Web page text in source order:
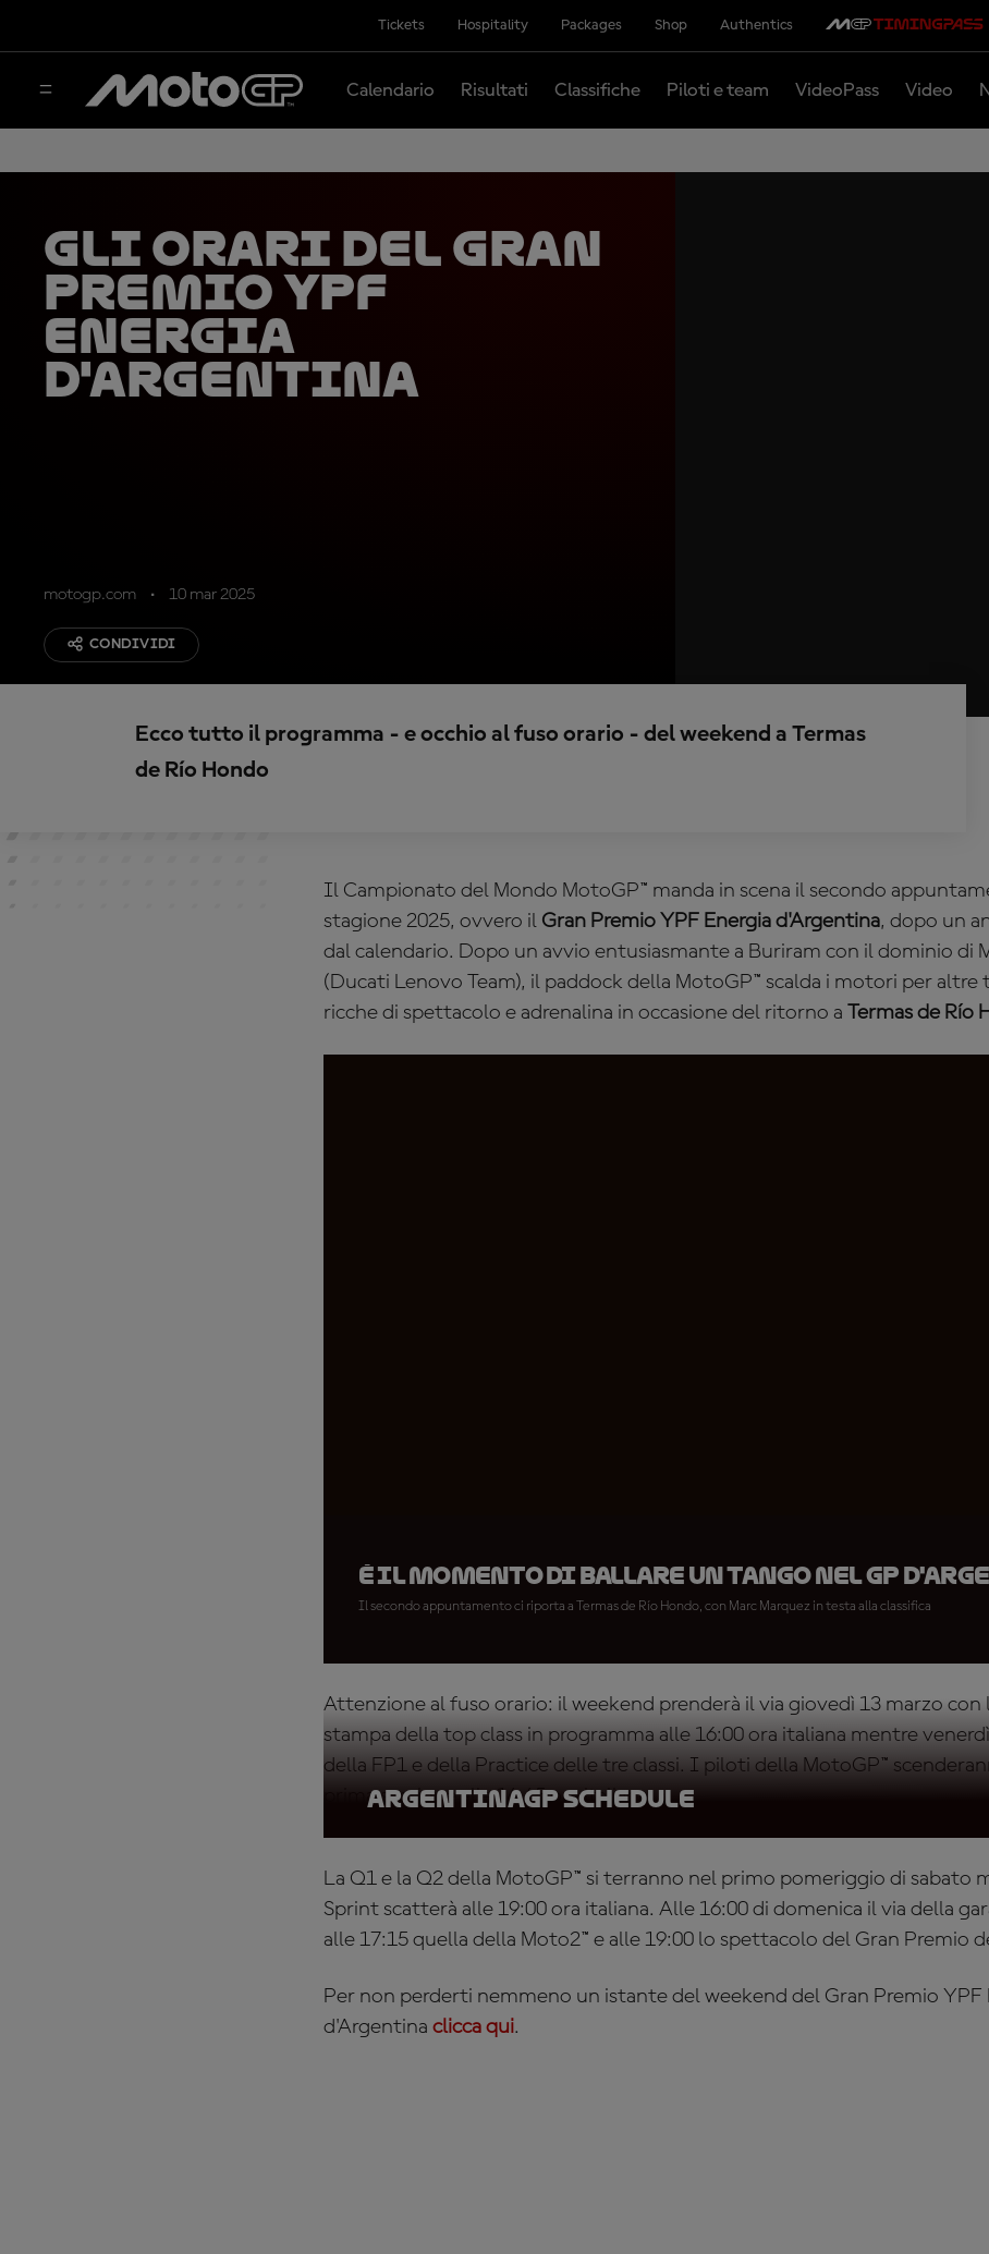
Tickets Hospitality Packages Shop Authentics
Calendario Risultati Classifiche Piloti e team VideoPass Video
Gli orari del Gran
Premio YPF
Energia
d'Argentina
motogp.com 10 mar 2025
CONDIVIDI
Ecco tutto il programma - e occhio al fuso orario - del weekend a Termas
de Río Hondo
Il Campionato del Mondo MotoGP™ manda in scena il secondo
stagione 2025, ovvero il Gran Premio YPF Energia d'Argentina, dopo un
dal calendario. Dopo un avvio entusiasmante a Buriram con il dominio di
(Ducati Lenovo Team), il paddock della MotoGP™ scalda i motori per altre
ricche di spettacolo e adrenalina in occasione del ritorno a Termas de Río
È il momento di ballare un tango nel GP
Il secondo appuntamento ci riporta a Termas de Río Hondo, con Marc Marquez in testa alla classifica
Attenzione al fuso orario: il weekend prenderà il via giovedì 13 marzo con
stampa della top class in programma alle 16:00 ora italiana mentre
della FP1 e della Practice delle tre classi. I piloti della MotoGP™
prima sessione alle 14:45 ora italiana.
ArgentinaGP Schedule
La Q1 e la Q2 della MotoGP™ si terranno nel primo pomeriggio di sabato
Sprint scatterà alle 19:00 ora italiana. Alle 16:00 di domenica il via della
alle 17:15 quella della Moto2™ e alle 19:00 lo spettacolo del Gran Premio
Per non perderti nemmeno un istante del weekend del Gran Premio YPF
d'Argentina clicca qui.